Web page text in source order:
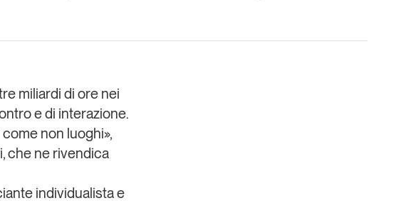
Newsletter
miliardi di ore nei
e di interazione.
non luoghi»,
, che ne rivendica
individualista e